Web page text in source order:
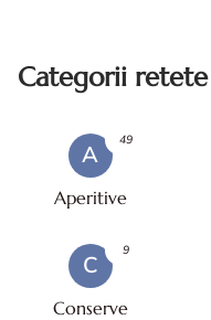
Categorii retete
A
Aperitive
49
C
Conserve
9